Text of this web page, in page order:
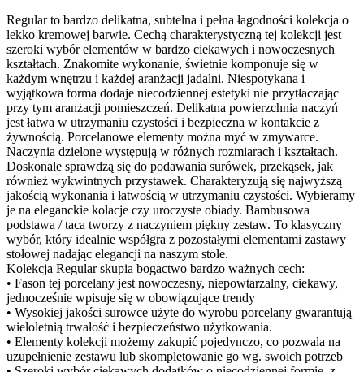
Regular to bardzo delikatna, subtelna i pełna łagodności kolekcja o
lekko kremowej barwie. Cechą charakterystyczną tej kolekcji jest
szeroki wybór elementów w bardzo ciekawych i nowoczesnych
kształtach. Znakomite wykonanie, świetnie komponuje się w
każdym wnętrzu i każdej aranżacji jadalni. Niespotykana i
wyjątkowa forma dodaje niecodziennej estetyki nie przytłaczając
przy tym aranżacji pomieszczeń. Delikatna powierzchnia naczyń
jest łatwa w utrzymaniu czystości i bezpieczna w kontakcie z
żywnością. Porcelanowe elementy można myć w zmywarce.
Naczynia dzielone występują w różnych rozmiarach i kształtach.
Doskonale sprawdzą się do podawania surówek, przekąsek, jak
również wykwintnych przystawek. Charakteryzują się najwyższą
jakością wykonania i łatwością w utrzymaniu czystości. Wybieramy
je na eleganckie kolacje czy uroczyste obiady. Bambusowa
podstawa / taca tworzy z naczyniem piękny zestaw. To klasyczny
wybór, który idealnie współgra z pozostałymi elementami zastawy
stołowej nadając elegancji na naszym stole.
Kolekcja Regular skupia bogactwo bardzo ważnych cech:
• Fason tej porcelany jest nowoczesny, niepowtarzalny, ciekawy,
jednocześnie wpisuje się w obowiązujące trendy
• Wysokiej jakości surowce użyte do wyrobu porcelany gwarantują
wieloletnią trwałość i bezpieczeństwo użytkowania.
• Elementy kolekcji możemy zakupić pojedynczo, co pozwala na
uzupełnienie zestawu lub skompletowanie go wg. swoich potrzeb